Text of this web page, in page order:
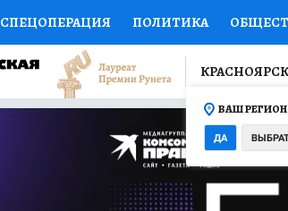
СПЕЦОПЕРАЦИЯ ПОЛИТИКА
НАУКА СПОРТ КОЛУМНИСТЫ
ДОКТОР ФИНАНСЫ ОТКРЫВАЕМ
ПРОГНОЗЫ НА СПОРТ ПРОМОКОДЫ
ТЕЛЕВИЗОР
КРАСНОЯРСК
ВАШ
ДА